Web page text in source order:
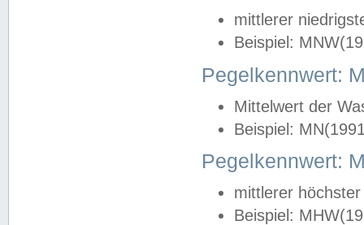
mittlerer
Beispiel:
Pegelkennwert:
Mittelwert der
Beispiel:
Pegelkennwert:
mittlerer
Beispiel: